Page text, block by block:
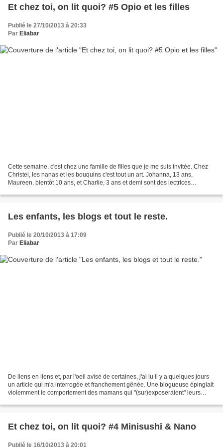
Et chez toi, on lit quoi? #5 Opio et les filles
Publié le 27/10/2013 à 20:33
Par Eliabar
Cette semaine, c'est chez une famille de filles que je me suis invitée. Chez
Christel, les nanas et les bouquins c'est tout un art. Johanna, 13 ans,
Maureen, bientôt 10 ans, et Charlie, 3 ans et demi sont des lectrices
Les enfants, les blogs et tout le reste.
Publié le 20/10/2013 à 17:09
Par Eliabar
De liens en liens et, par l'oeil avisé de certaines, j'ai lu il y a quelques jours
un article qui m'a interrogée et franchement gênée. Une blogueuse épinglait
violemment le comportement des mamans qui "(sur)exposeraient" leurs
Et chez toi, on lit quoi? #4 Minisushi & Nano
Publié le 16/10/2013 à 20:01